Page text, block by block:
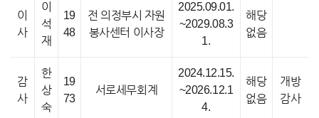
이
사
이
석
재
19
48
전 의정부시 자원
봉사센터 이사장
2025.09.01.
~2029.08.3
1.
해당
없음
감
사
한
상
숙
19
73
서로세무회계
2024.12.15.
~2026.12.1
4.
해당
없음
개방
감사